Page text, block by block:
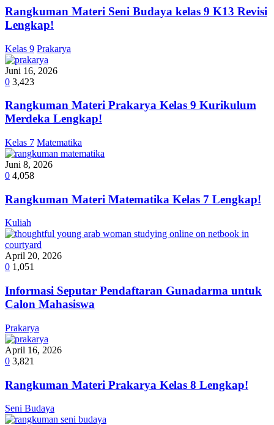
Rangkuman Materi Seni Budaya kelas 9 K13 Revisi
Lengkap!
Kelas 9 Prakarya
Juni 16, 2026
0 3,423
Rangkuman Materi Prakarya Kelas 9 Kurikulum
Merdeka Lengkap!
Kelas 7 Matematika
Juni 8, 2026
0 4,058
Rangkuman Materi Matematika Kelas 7 Lengkap!
Kuliah
April 20, 2026
0 1,051
Informasi Seputar Pendaftaran Gunadarma untuk
Calon Mahasiswa
Prakarya
April 16, 2026
0 3,821
Rangkuman Materi Prakarya Kelas 8 Lengkap!
Seni Budaya